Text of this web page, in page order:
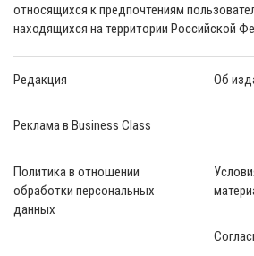
относящихся к предпочтениям
находящихся на территории Российской
Редакция Об
Реклама в Business Class
Политика в отношении
обработки персональных
данных